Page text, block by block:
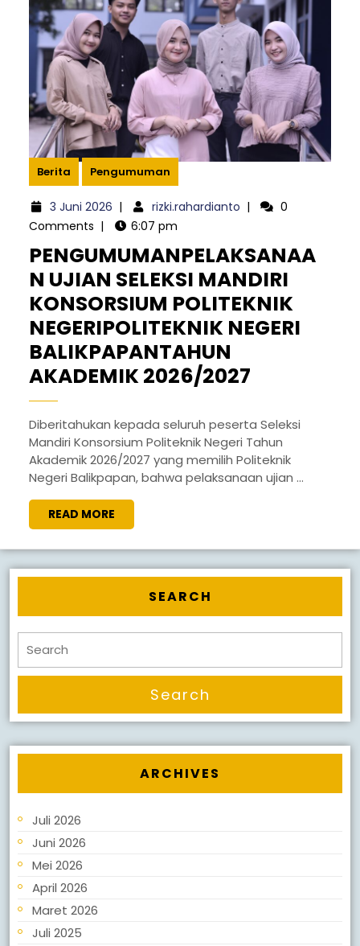
Berita Pengumuman
3 Juni 20263
Juni
| rizki.rahardianto rizki.rahardianto
|
0
Comments | 6:07 pm
PENGUMUMANPELAKSANAA
N UJIAN SELEKSI MANDIRI
KONSORSIUM POLITEKNIK
NEGERIPOLITEKNIK NEGERI
BALIKPAPANTAHUN
AKADEMIK 2026/2027
SELEKSI
MANDIRI
NEGERI
2026/2027
Diberitahukan kepada seluruh peserta Seleksi
Mandiri Konsorsium Politeknik Negeri Tahun
Akademik 2026/2027 yang memilih Politeknik
Negeri Balikpapan, bahwa pelaksanaan ujian ...
READ MORE
MORE
SEARCH
Search
for:
ARCHIVES
Juli 2026
Juni 2026
Mei 2026
April 2026
Maret 2026
Juli 2025